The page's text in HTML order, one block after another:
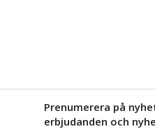
Prenumerera på
erbjudanden och